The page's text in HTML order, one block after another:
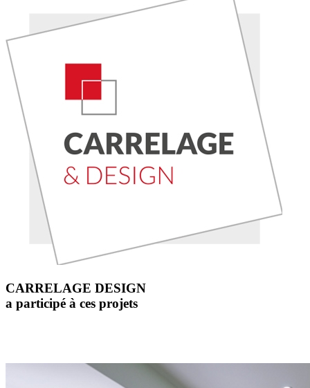
CARRELAGE DESIGN
a participé à ces projets